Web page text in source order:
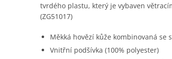
tvrdého plastu, který je vybaven
(ZG51017)
Měkká hovězí kůže kombinovaná se
Vnitřní podšívka (100% polyester)